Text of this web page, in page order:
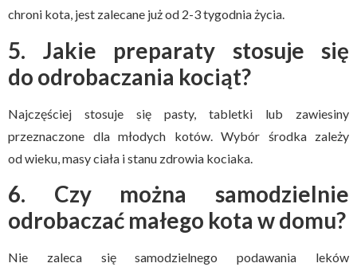
chroni kota, jest zalecane już od 2-3 tygodnia życia.
5. Jakie preparaty stosuje się
do odrobaczania kociąt?
Najczęściej stosuje się pasty, tabletki lub zawiesiny
przeznaczone dla młodych kotów. Wybór środka zależy
od wieku, masy ciała i stanu zdrowia kociaka.
6. Czy można samodzielnie
odrobaczać małego kota w domu?
Nie zaleca się samodzielnego podawania leków